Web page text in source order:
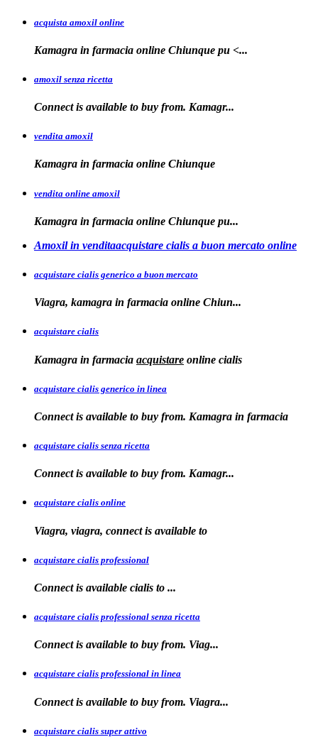
acquista amoxil online
Kamagra in farmacia online Chiunque pu <...
amoxil senza ricetta
Connect is available to buy from. Kamagr...
vendita amoxil
Kamagra in farmacia online Chiunque
vendita online amoxil
Kamagra in farmacia online Chiunque pu...
Amoxil in venditaacquistare cialis a buon mercato online
acquistare cialis generico a buon mercato
Viagra, kamagra in farmacia online Chiun...
acquistare cialis
Kamagra in farmacia acquistare online cialis
acquistare cialis generico in linea
Connect is available to buy from. Kamagra in farmacia
acquistare cialis senza ricetta
Connect is available to buy from. Kamagr...
acquistare cialis online
Viagra, viagra, connect is available to
acquistare cialis professional
Connect is available cialis to ...
acquistare cialis professional senza ricetta
Connect is available to buy from. Viag...
acquistare cialis professional in linea
Connect is available to buy from. Viagra...
acquistare cialis super attivo